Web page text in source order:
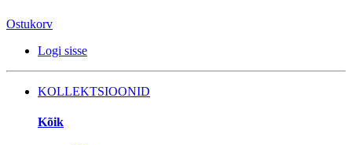
Ostukorv
Logi sisse
KOLLEKTSIOONID
Kõik